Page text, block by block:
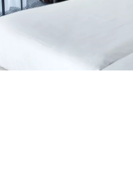
Dárkové poukazy